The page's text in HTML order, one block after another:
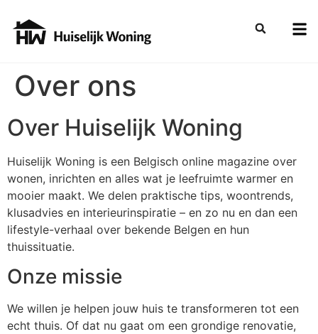
Over ons
Over Huiselijk Woning
Huiselijk Woning is een Belgisch online magazine over
wonen, inrichten en alles wat je leefruimte warmer en
mooier maakt. We delen praktische tips, woontrends,
klusadvies en interieurinspiratie – en zo nu en dan een
lifestyle-verhaal over bekende Belgen en hun
thuissituatie.
Onze missie
We willen je helpen jouw huis te transformeren tot een
echt thuis. Of dat nu gaat om een grondige renovatie,